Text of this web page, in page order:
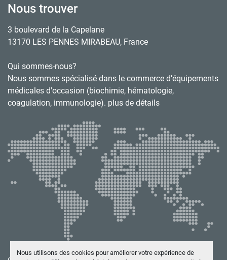
Nous utilisons des cookies pour améliorer votre expérience de
Nous trouver
3 boulevard de la Capelane
13170 LES PENNES MIRABEAU, France
Qui sommes-nous?
Nous sommes spécialisé dans le commerce d’équipements
médicales d'occasion (biochimie, hématologie,
coagulation, immunologie). plus de détails